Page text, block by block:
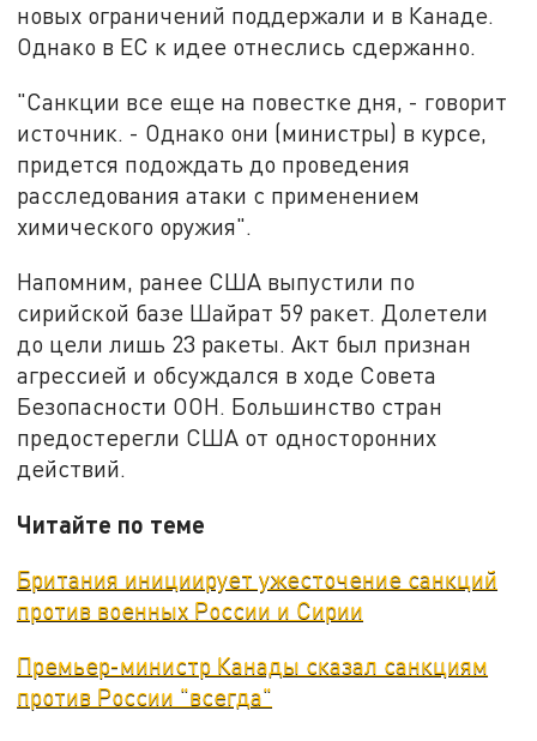
новых ограничений поддержали и в Канаде.
Однако в ЕС к идее отнеслись сдержанно.
"Санкции все еще на повестке дня, - говорит
источник. - Однако они (министры) в курсе,
придется подождать до проведения
расследования атаки с применением
химического оружия".
Напомним, ранее США выпустили по
сирийской базе Шайрат 59 ракет. Долетели
до цели лишь 23 ракеты. Акт был признан
агрессией и обсуждался в ходе Совета
Безопасности ООН. Большинство стран
предостерегли США от односторонних
действий.
Читайте по теме
Британия инициирует ужесточение санкций
против военных России и Сирии
Премьер-министр Канады сказал санкциям
против России "всегда"